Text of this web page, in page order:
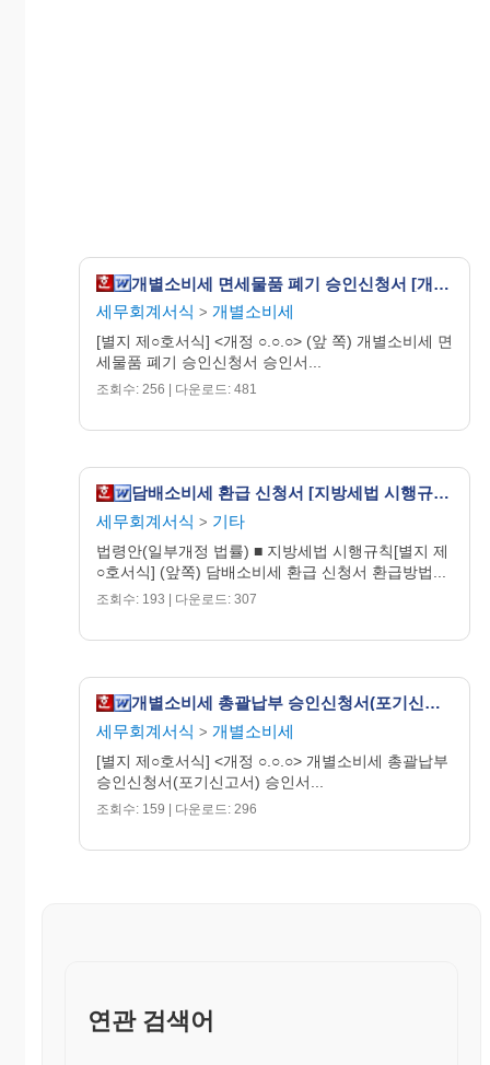
과)
개별소비세 면세물품 폐기 승인신청서 [개별소비세법 시행규칙 서식25]
세무회계서식 > 개별소비세
[별지 제○호서식] <개정 ○.○.○> (앞 쪽) 개별소비세 면
세물품 폐기 승인신청서 승인서...
조회수: 256 | 다운로드: 481
담배소비세 환급 신청서 [지방세법 시행규칙 서식31]
세무회계서식 > 기타
법령안(일부개정 법률) ■ 지방세법 시행규칙[별지 제
○호서식] (앞쪽) 담배소비세 환급 신청서 환급방법...
조회수: 193 | 다운로드: 307
개별소비세 총괄납부 승인신청서(포기신고서) [개별소비세법 시행규칙 서식8]
세무회계서식 > 개별소비세
[별지 제○호서식] <개정 ○.○.○> 개별소비세 총괄납부
승인신청서(포기신고서) 승인서...
조회수: 159 | 다운로드: 296
연관 검색어